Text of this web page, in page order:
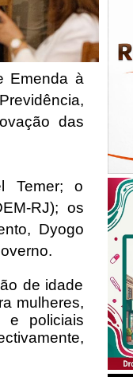
Emenda à
das
Temer; o
RJ); os
Dyogo
de idade
mulheres,
e policiais